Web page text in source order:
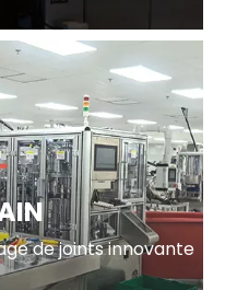
de joints innovante